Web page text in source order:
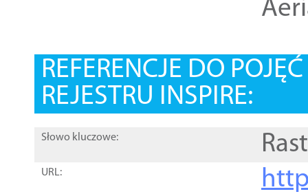
REFERENCJE DO
REJESTRU INSPIRE:
Słowo kluczowe:
URL: